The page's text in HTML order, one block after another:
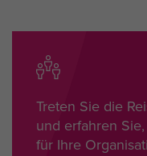
Treten Sie die
und erfahren
für Ihre